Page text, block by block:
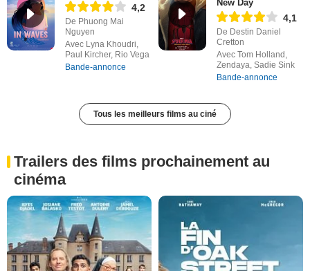
4,2
De Phuong Mai
Nguyen
Avec Lyna Khoudri,
Paul Kircher, Rio Vega
Bande-annonce
New Day
4,1
De Destin Daniel
Cretton
Avec Tom Holland,
Zendaya, Sadie Sink
Bande-annonce
Tous les meilleurs films au ciné
Trailers des films prochainement au
cinéma